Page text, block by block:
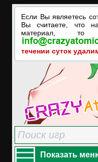
Если Вы являетесь
Вы считаете, что
материал,
течении суток
Показать